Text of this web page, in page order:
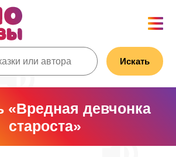
Искать
«Вредная девчонка
староста»